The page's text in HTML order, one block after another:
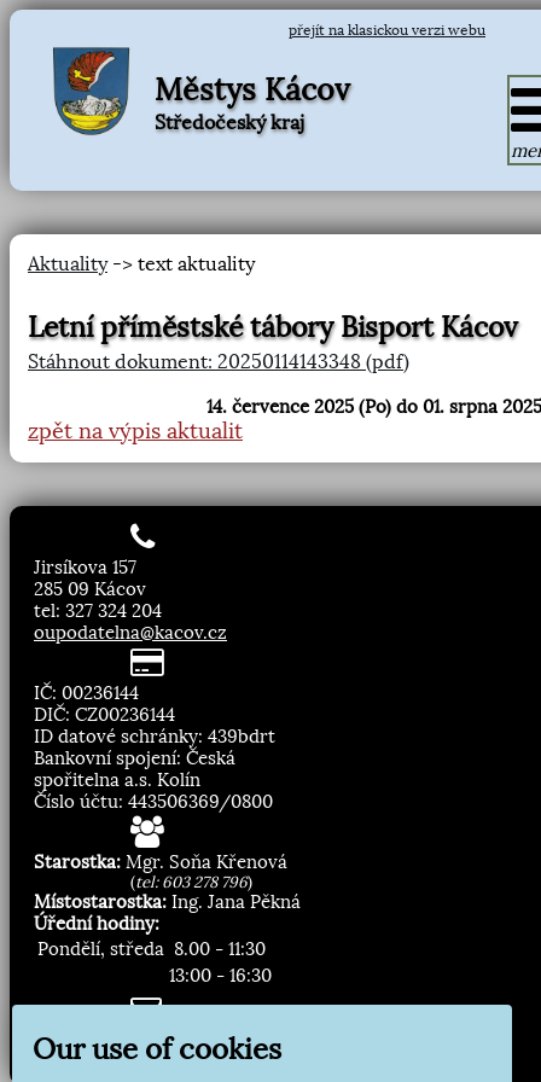
přejít na klasickou verzi webu
Městys Kácov
Středočeský kraj
Aktuality-> text aktuality
Letní příměstské tábory Bisport Kácov
Stáhnout dokument: 20250114143348 (pdf)
14. července 2025 (Po) do 01. srpna
zpět na výpis aktualit
Jirsíkova 157
285 09 Kácov
tel: 327 324 204
oupodatelna@kacov.cz
IČ: 00236144
DIČ: CZ00236144
ID datové schránky: 439bdrt
Bankovní spojení: Česká
spořitelna a.s. Kolín
Číslo účtu: 443506369/0800
Starostka: Mgr. Soňa Křenová
(tel: 603 278 796)
Místostarostka: Ing. Jana Pěkná
Úřední hodiny:
Pondělí, středa 8.00 - 11:30
13:00 - 16:30
Zasílání novinek:
Our use of cookies